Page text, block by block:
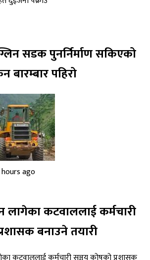
सडक पुनर्निर्माण सकिएको
पहिरो
hours ago
कटवाललाई कर्मचारी
बनाउने तयारी